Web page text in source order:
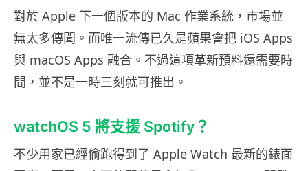
對於 Apple 下一個版本的 Mac 作業系統，市場並
無太多傳聞。而唯一流傳已久是蘋果會把 iOS Apps
與 macOS Apps 融合。不過這項革新預料還需要時
間，並不是一時三刻就可推出。
watchOS 5 將支援 Spotify？
不少用家已經偷跑得到了 Apple Watch 最新的錶面